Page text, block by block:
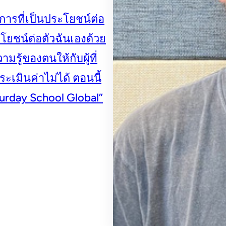
ารที่เป็นประโยชน์ต่อ
ยชน์ต่อตัวฉันเองด้วย
มรู้ของตนให้กับผู้ที่
ะเมินค่าไม่ได้ ตอนนี้
School Global”